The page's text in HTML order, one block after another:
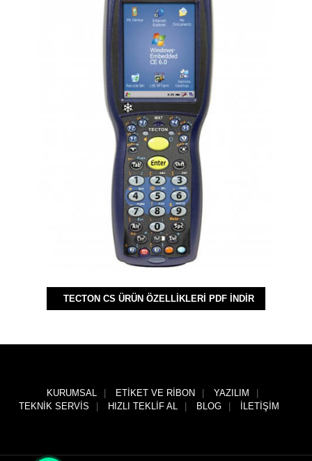
TECTON CS ÜRÜN ÖZELLIKLERI PDF İNDIR
KURUMSAL ETIKET VE RIBON
YAZILIM
TEKNIK SERVIS
HIZLI TEKLIF AL BLOG İLETIŞIM